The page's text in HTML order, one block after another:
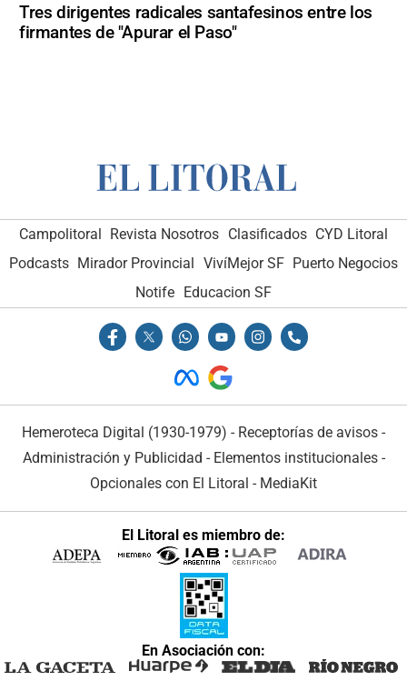
Tres dirigentes radicales santafesinos entre los
firmantes de "Apurar el Paso"
Campolitoral Revista Nosotros Clasificados CYD Litoral
Podcasts Mirador Provincial VivíMejor SF Puerto Negocios
Notife
Educacion SF
Hemeroteca Digital (1930-1979) - Receptorías de avisos -
Administración y Publicidad - Elementos institucionales-
Opcionales con El Litoral - MediaKit
El Litoral es miembro de:
En Asociación con: